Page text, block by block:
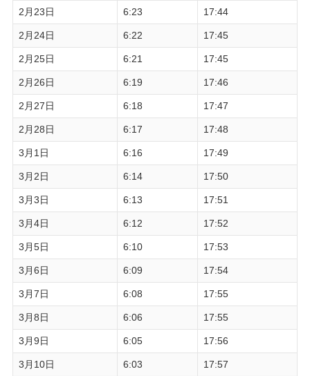
2月23日 6:23 17:44
2月24日 6:22 17:45
2月25日 6:21 17:45
2月26日 6:19 17:46
2月27日 6:18 17:47
2月28日 6:17 17:48
3月1日 6:16 17:49
3月2日 6:14 17:50
3月3日 6:13 17:51
3月4日 6:12 17:52
3月5日 6:10 17:53
3月6日 6:09 17:54
3月7日 6:08 17:55
3月8日 6:06 17:55
3月9日 6:05 17:56
3月10日 6:03 17:57